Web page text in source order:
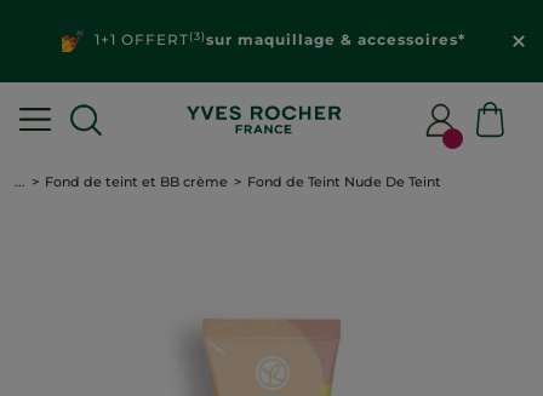
1+1 OFFERT(3)sur maquillage & accessoires*
... Fond de teint et BB crème Fond de Teint Nude De Teint